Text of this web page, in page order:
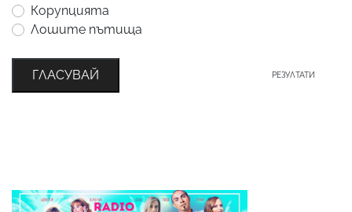
Корупцията
Лошите пътища
ГЛАСУВАЙ РЕЗУЛТАТИ